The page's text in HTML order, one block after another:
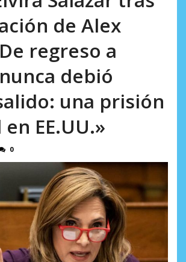
de Alex
regreso a
debió
una prisión
EE.UU.»
0